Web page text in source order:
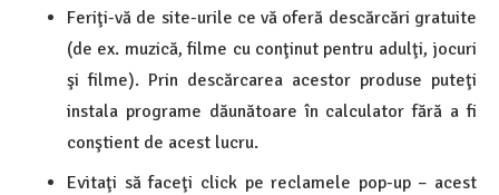
Feriţi-vă de site-urile ce vă oferă descărcări gratuite
(de ex. muzică, filme cu conţinut pentru adulţi, jocuri
şi filme). Prin descărcarea acestor produse puteţi
instala programe dăunătoare în calculator fără a fi
conştient de acest lucru.
Evitaţi să faceţi click pe reclamele pop-up – acest